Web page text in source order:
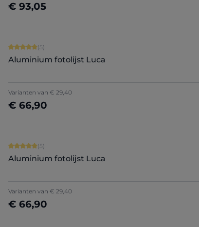
€ 93,05
Nu configureren
Gemiddelde waardering van 5 van 5 sterren
(5)
Aluminium fotolijst Luca
Varianten van € 29,40
€ 66,90
Nu configureren
Gemiddelde waardering van 5 van 5 sterren
(5)
Aluminium fotolijst Luca
Varianten van € 29,40
€ 66,90
Nu configureren